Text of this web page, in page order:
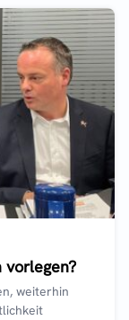
vorlegen?
weiterhin